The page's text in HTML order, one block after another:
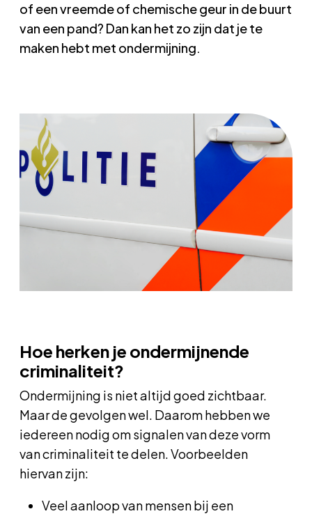
of een vreemde of chemische geur in de buurt
van een pand? Dan kan het zo zijn dat je te
maken hebt met ondermijning.
Hoe herken je ondermijnende
criminaliteit?
Ondermijning is niet altijd goed zichtbaar.
Maar de gevolgen wel. Daarom hebben we
iedereen nodig om signalen van deze vorm
van criminaliteit te delen. Voorbeelden
hiervan zijn:
Veel aanloop van mensen bij een